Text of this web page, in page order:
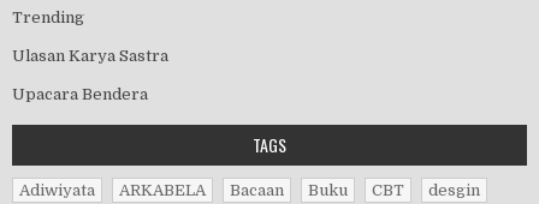
Trending
Ulasan Karya Sastra
Upacara Bendera
TAGS
Adiwiyata ARKABELA Bacaan Buku CBT
desgin